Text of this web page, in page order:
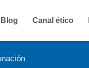
Blog Canal ético